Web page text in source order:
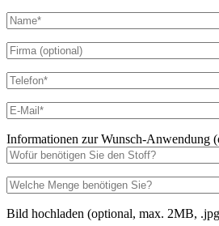
Informationen zur Wunsch-Anwendung
Bild hochladen (optional, max. 2MB,